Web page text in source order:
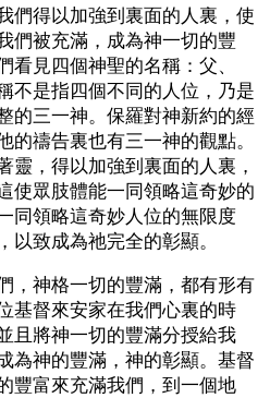
們得以加強到裏面的人裏，使
們被充滿，成為神一切的豐
看見四個神聖的名稱：父、
不是指四個不同的人位，乃是
的三一神。保羅對神新約的經
的禱告裏也有三一神的觀點。
靈，得以加強到裏面的人裏，
使眾肢體能一同領略這奇妙的
同領略這奇妙人位的無限度
以致成為祂完全的彰顯。
，神格一切的豐滿，都有形有
基督來安家在我們心裏的時
且將神一切的豐滿分授給我
為神的豐滿，神的彰顯。基督
豐富來充滿我們，到一個地